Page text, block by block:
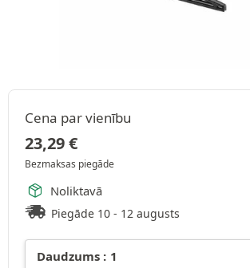
Cena par vienību
23,29€
Bezmaksas piegāde
Noliktavā
Piegāde 10 - 12 augusts